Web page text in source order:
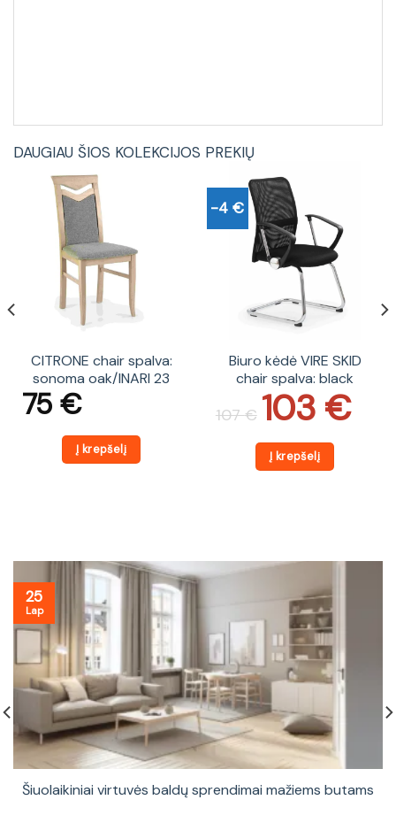
DAUGIAU ŠIOS KOLEKCIJOS PREKIŲ
CITRONE chair spalva:
sonoma oak/INARI 23
75 €
Į krepšelį
-4 €
Biuro kėdė VIRE SKID
chair spalva: black
107€
Original
price
was: 103 €
Current
price
is:
Į krepšelį
Šiuolaikiniai virtuvės baldų sprendimai mažiems butams
25
Lap